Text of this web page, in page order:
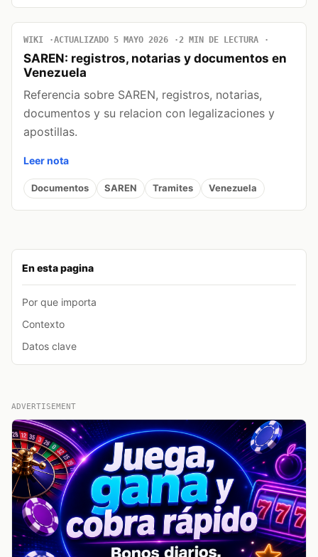
En esta pagina
Por que importa
Contexto
Datos clave
WIKI ACTUALIZADO 5 MAYO 2026 2 MIN DE LECTURA
SAREN: registros, notarias y documentos en
Venezuela
Referencia sobre SAREN, registros, notarias,
documentos y su relacion con legalizaciones y
apostillas.
Leer nota
Documentos SAREN Tramites Venezuela
ADVERTISEMENT